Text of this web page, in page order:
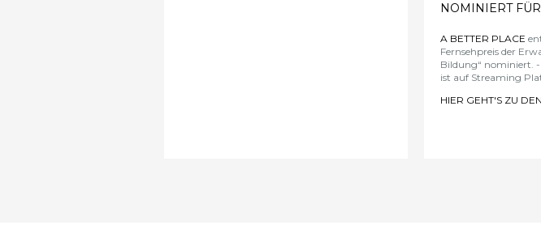
NOMINIERT
A BETTER PLACE
Fernsehpreis der
Bildung“ nominiert. -
ist auf Streaming
HIER GEHT'S ZU
>